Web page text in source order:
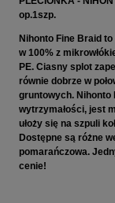
op.1szp.
Nihonto Fine Braid
w 100% z
PE. Ciasny splot
równie dobrze w
gruntowych. Nihonto
wytrzymałości, jest
ułoży się na szpuli
Dostępne są różne
pomarańczowa.
cenie!